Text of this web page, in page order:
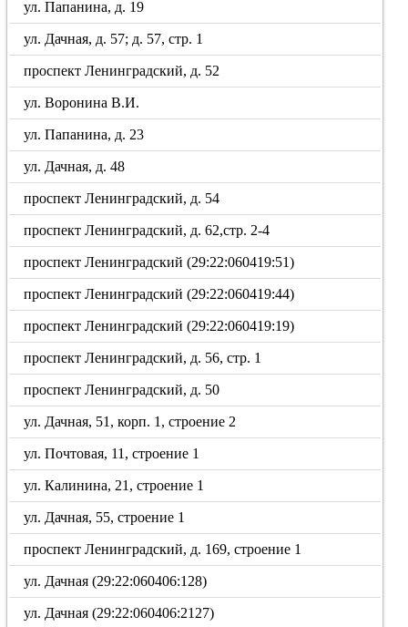
ул. Папанина, д. 19
ул. Дачная, д. 57; д. 57, стр. 1
проспект Ленинградский, д. 52
ул. Воронина В.И.
ул. Папанина, д. 23
ул. Дачная, д. 48
проспект Ленинградский, д. 54
проспект Ленинградский, д. 62,стр. 2-4
проспект Ленинградский (29:22:060419:51)
проспект Ленинградский (29:22:060419:44)
проспект Ленинградский (29:22:060419:19)
проспект Ленинградский, д. 56, стр. 1
проспект Ленинградский, д. 50
ул. Дачная, 51, корп. 1, строение 2
ул. Почтовая, 11, строение 1
ул. Калинина, 21, строение 1
ул. Дачная, 55, строение 1
проспект Ленинградский, д. 169, строение 1
ул. Дачная (29:22:060406:128)
ул. Дачная (29:22:060406:2127)